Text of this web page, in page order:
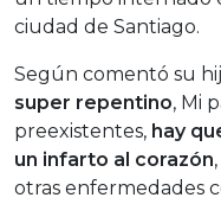
ciudad de Santiago.
Según comentó su
super repentino, Mi
preexistentes, hay
un infarto al corazón
otras enfermedades